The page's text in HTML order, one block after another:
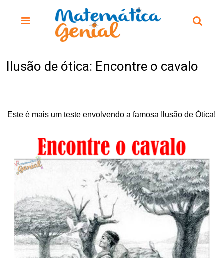
Ilusão de ótica: Encontre o cavalo
Este é mais um teste envolvendo a famosa Ilusão de Ótica!